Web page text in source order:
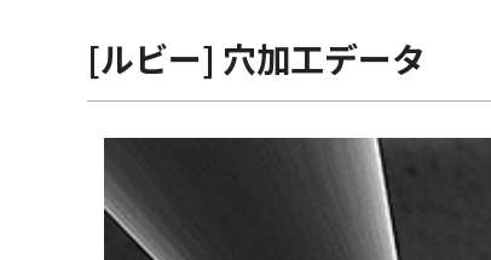
[ルビー] 穴加工データ